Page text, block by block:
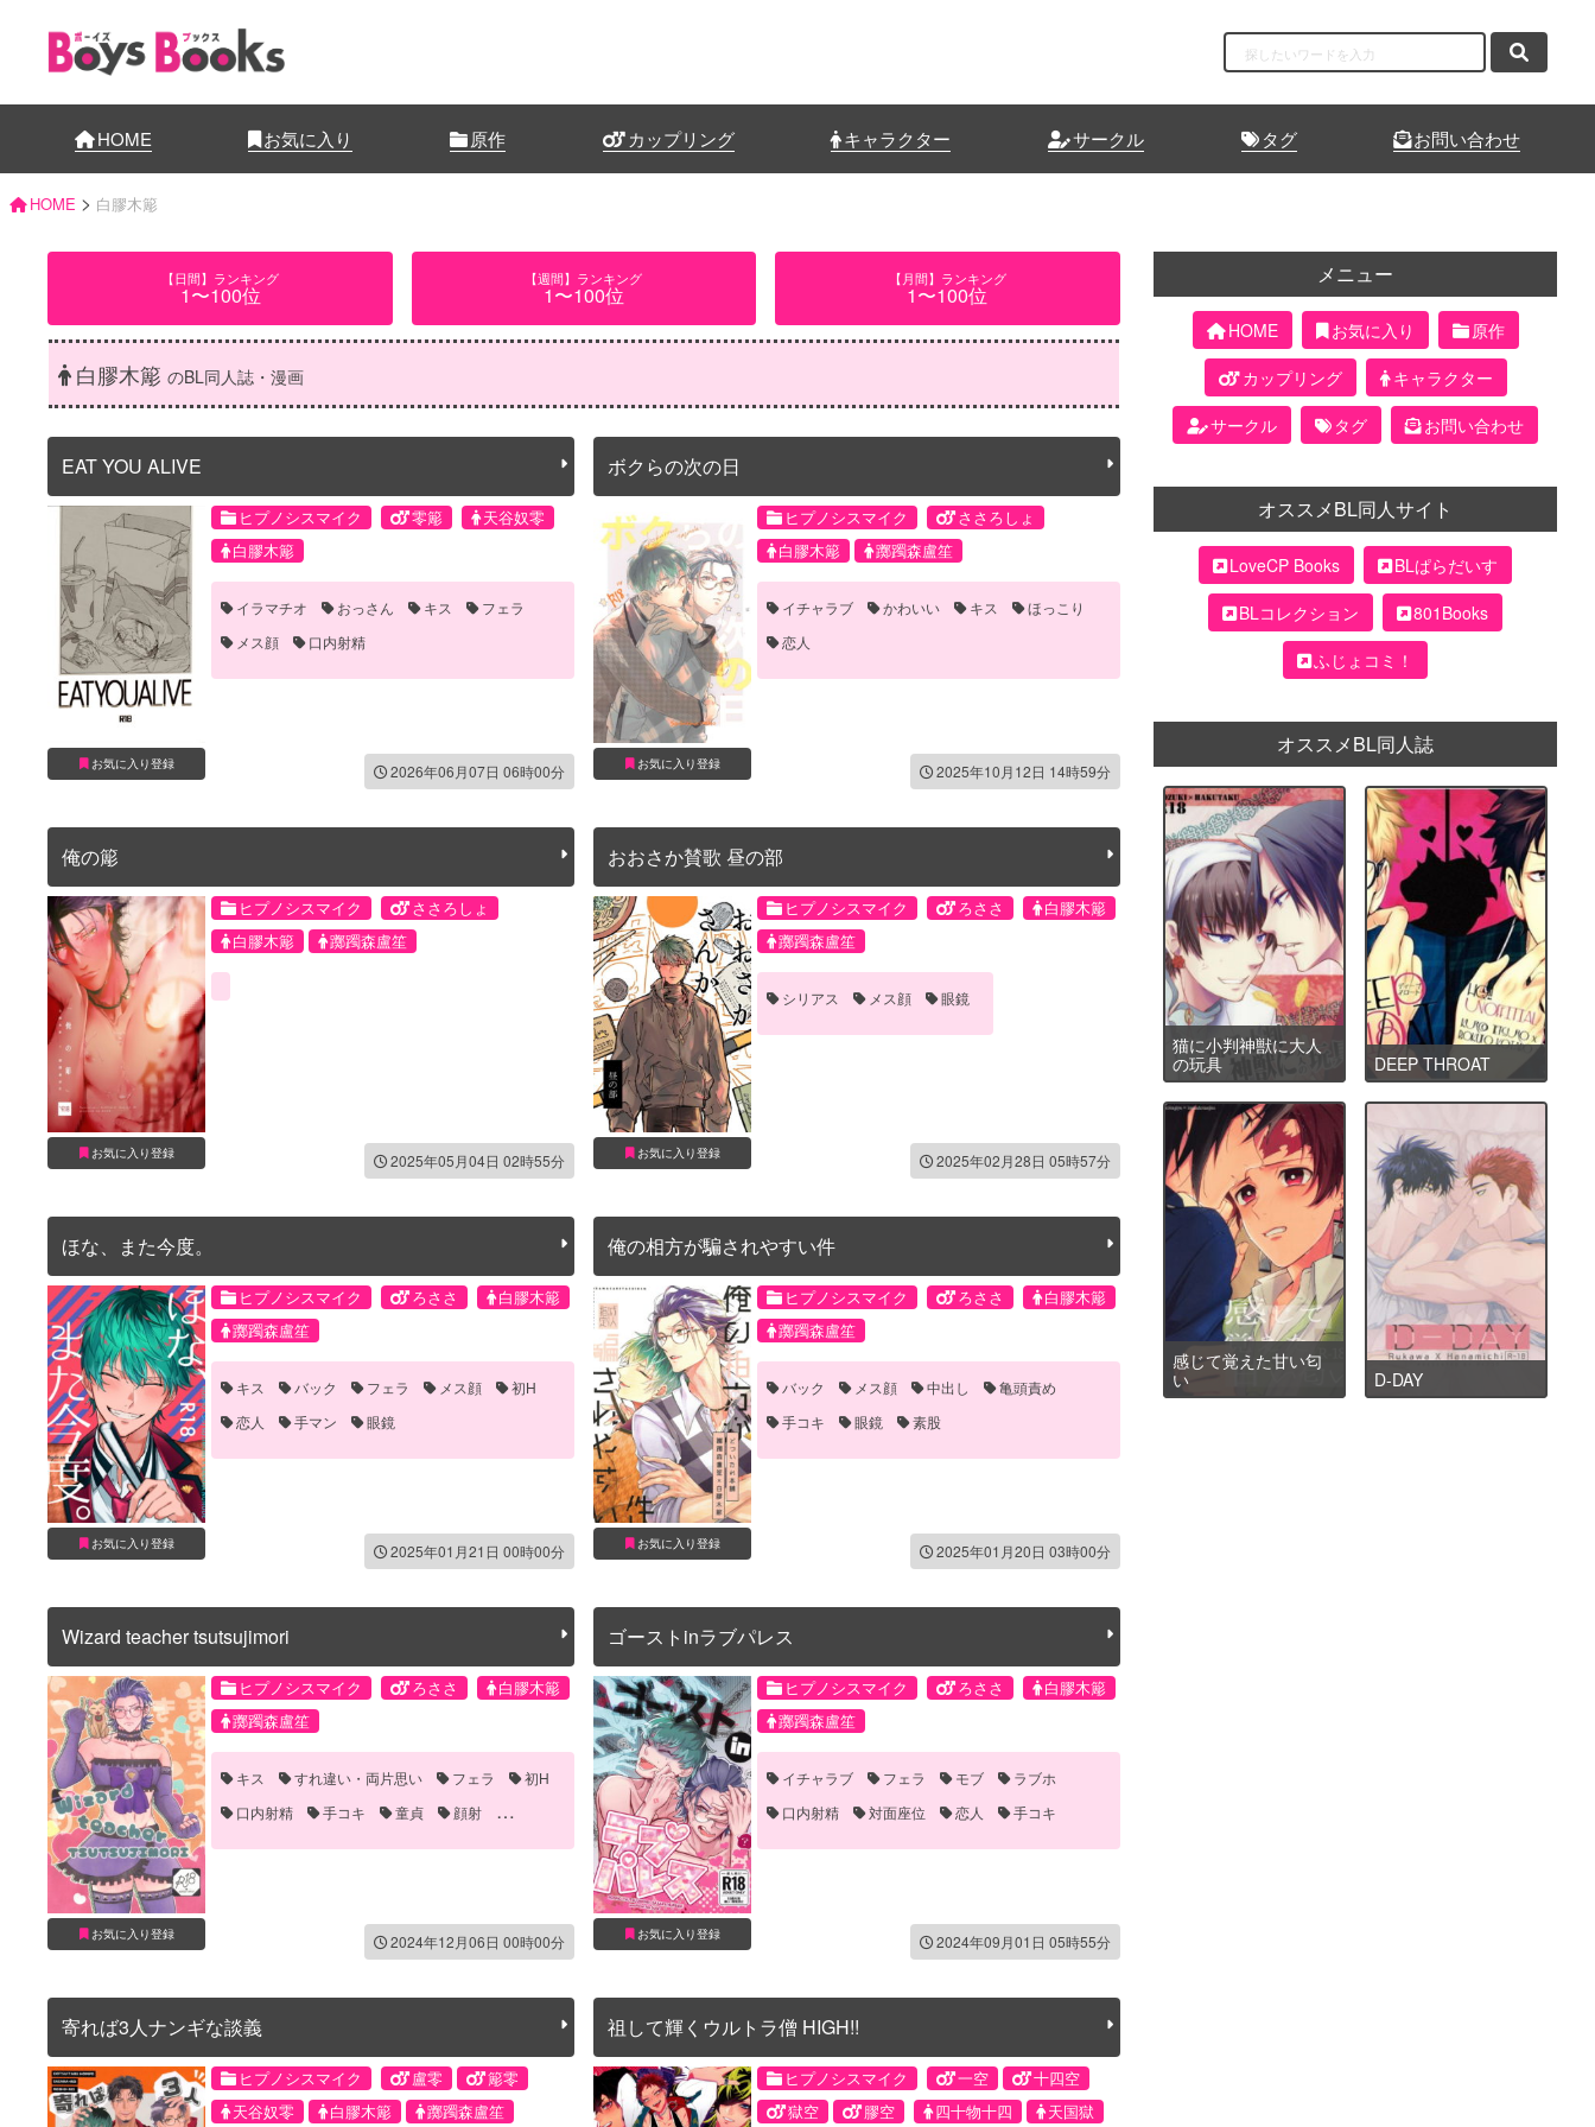
HOME お気に入り 原作 カップリング キャラクター サークル タグ お問い合わせ
HOME > 白膠木簓
【日間】ランキング
1〜100位
【週間】ランキング
1〜100位
【月間】ランキング
1〜100位
白膠木簓のBL同人誌・漫画
EAT YOU ALIVE
お気に入り登録
ヒプノシスマイク 零簓
天谷奴零
白膠木簓
イラマチオ おっさん キス
フェラ
メス顔
口内射精
2026年06月07日 06時00分
ボクらの次の日
お気に入り登録
ヒプノシスマイク
ささろしょ
白膠木簓
躑躅森盧笙
イチャラブ かわいい キス
ほっこり
恋人
2025年10月12日 14時59分
俺の簓
お気に入り登録
ヒプノシスマイク
ささろしょ
白膠木簓
躑躅森盧笙
2025年05月04日 02時55分
おおさか賛歌 昼の部
お気に入り登録
ヒプノシスマイク ろささ
白膠木簓
躑躅森盧笙
シリアス メス顔 眼鏡
2025年02月28日 05時57分
ほな、また今度。
お気に入り登録
ヒプノシスマイク ろささ
白膠木簓
躑躅森盧笙
キス バック フェラ メス顔
初H
恋人
手マン 眼鏡
2025年01月21日 00時00分
俺の相方が騙されやすい件
お気に入り登録
ヒプノシスマイク ろささ
白膠木簓
躑躅森盧笙
バック メス顔 中出し
亀頭責め
手コキ
眼鏡 素股
2025年01月20日 03時00分
Wizard teacher tsutsujimori
お気に入り登録
ヒプノシスマイク ろささ
白膠木簓
躑躅森盧笙
キス すれ違い・両片思い フェラ
初H
口内射精
手コキ 童貞
顔射
騎乗位
2024年12月06日 00時00分
ゴーストinラブパレス
お気に入り登録
ヒプノシスマイク ろささ
白膠木簓
躑躅森盧笙
イチャラブ フェラ モブ
ラブホ
口内射精
対面座位 恋人 手コキ
2024年09月01日 05時55分
寄れば3人ナンギな談義
ヒプノシスマイク 盧零
簓零
天谷奴零
白膠木簓 躑躅森盧笙
祖して輝くウルトラ僧 HIGH!!
ヒプノシスマイク 一空
十四空
獄空
膠空 四十物十四
天国獄
メニュー
HOME お気に入り
原作
カップリング
キャラクター
サークル
タグ お問い合わせ
オススメBL同人サイト
LoveCP Books
BLぱらだいす
BLコレクション
801Books
ふじょコミ！
オススメBL同人誌
猫に小判神獣に大人
の玩具
DEEP THROAT
感じて覚えた甘い匂
い
D-DAY